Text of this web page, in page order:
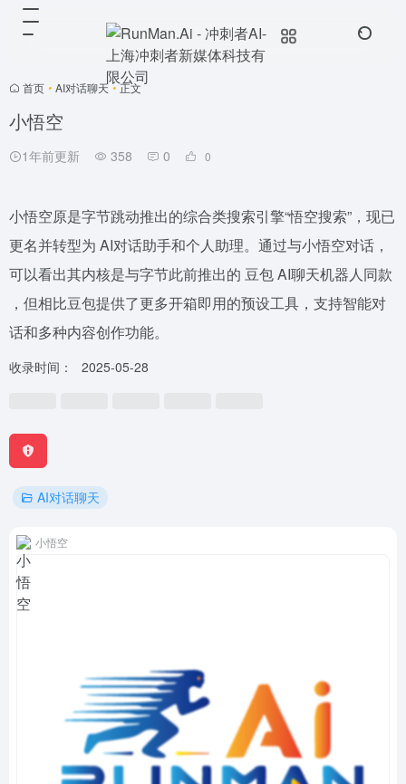
首页 • AI对话聊天 • 正文
小悟空
1年前更新 358 0 0
小悟空原是字节跳动推出的综合类搜索引擎“悟空搜索”，现已
更名并转型为 AI对话助手和个人助理。通过与小悟空对话，
可以看出其内核是与字节此前推出的 豆包 AI聊天机器人同款
，但相比豆包提供了更多开箱即用的预设工具，支持智能对
话和多种内容创作功能。
收录时间： 2025-05-28
AI对话聊天
小悟空